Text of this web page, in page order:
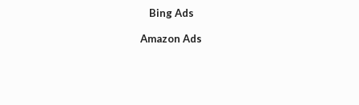
Bing Ads
Amazon Ads